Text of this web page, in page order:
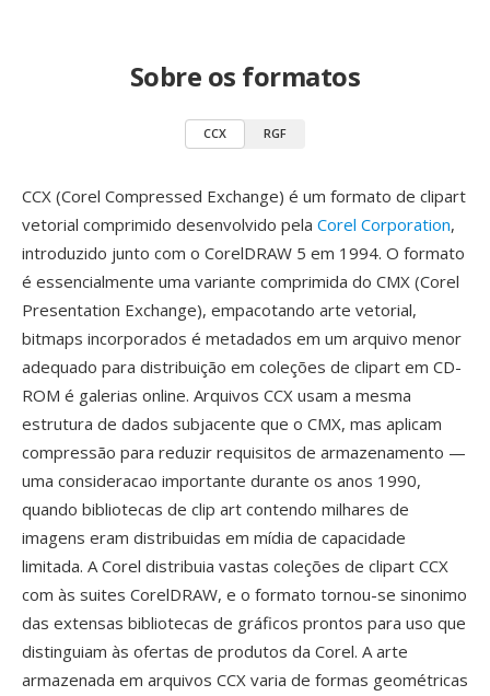
Sobre os formatos
CCX RGF
CCX (Corel Compressed Exchange) é um formato de clipart
vetorial comprimido desenvolvido pela Corel Corporation,
introduzido junto com o CorelDRAW 5 em 1994. O formato
é essencialmente uma variante comprimida do CMX (Corel
Presentation Exchange), empacotando arte vetorial,
bitmaps incorporados é metadados em um arquivo menor
adequado para distribuição em coleções de clipart em CD-
ROM é galerias online. Arquivos CCX usam a mesma
estrutura de dados subjacente que o CMX, mas aplicam
compressão para reduzir requisitos de armazenamento —
uma consideracao importante durante os anos 1990,
quando bibliotecas de clip art contendo milhares de
imagens eram distribuidas em mídia de capacidade
limitada. A Corel distribuia vastas coleções de clipart CCX
com às suites CorelDRAW, e o formato tornou-se sinonimo
das extensas bibliotecas de gráficos prontos para uso que
distinguiam às ofertas de produtos da Corel. A arte
armazenada em arquivos CCX varia de formas geométricas